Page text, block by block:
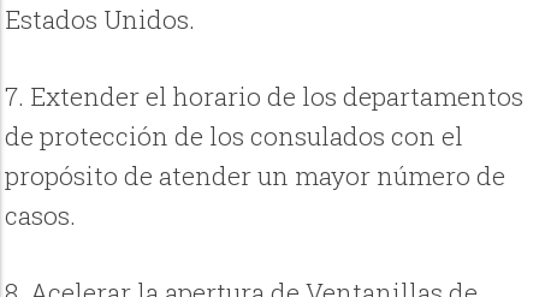
Estados Unidos.
7. Extender el horario de los departamentos
de protección de los consulados con el
propósito de atender un mayor número de
casos.